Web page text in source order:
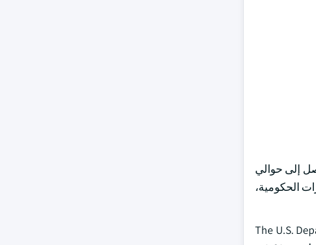
المتحدة في عام 2023، ومن المتوقع أن يصل إلى حوالي
الحكومية،
The U.S.